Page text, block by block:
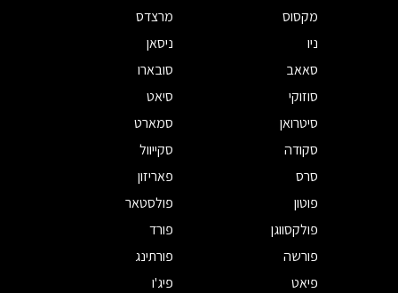
מקסוס
מרצדס
ניו
ניסאן
סאאב
סובארו
סוזוקי
סיאט
סיטרואן
סמארט
סקודה
סקייוול
סרס
פאריזון
פוטון
פולסטאר
פולקסווגן
פורד
פורשה
פורתינג
פיאט
פיג'ו